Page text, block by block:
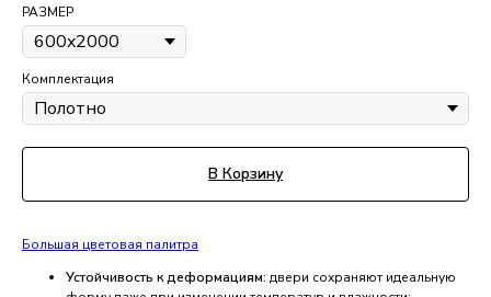
РАЗМЕР
Комплектация
В Корзину
Большая цветовая палитра
Устойчивость к деформациям: двери сохраняют идеальную